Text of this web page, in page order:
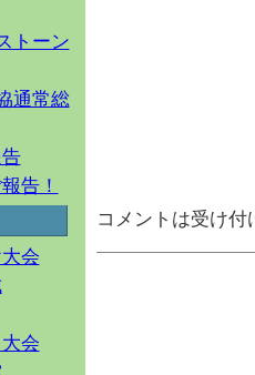
コメントは受け付
トーン
通常総
告！
会
会